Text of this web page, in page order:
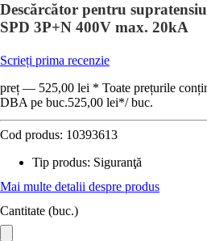
Descărcător pentru
SPD 3P+N 400V max. 20kA
Scrieți prima recenzie
preț — 525,00 lei * Toate prețurile
DBA pe buc.525,00 lei*/ buc.
Cod produs: 10393613
Tip produs: Siguranţă
Mai multe detalii despre produs
Cantitate (buc.)